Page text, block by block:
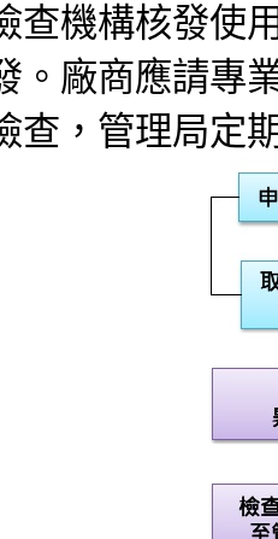
查機構核發使
。廠商應請專
查，管理局定